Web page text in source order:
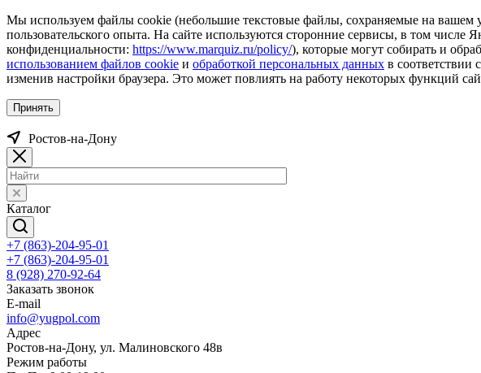
Мы используем файлы cookie (небольшие текстовые файлы, сохраняемые на вашем
пользовательского опыта. На сайте используются сторонние сервисы, в том
конфиденциальности: https://www.marquiz.ru/policy/), которые могут собирать и
использованием файлов cookie и обработкой персональных данных в соответствии
изменив настройки браузера. Это может повлиять на работу некоторых функций
Принять
Ростов-на-Дону
Каталог
+7 (863)-204-95-01
+7 (863)-204-95-01
8 (928) 270-92-64
Заказать звонок
E-mail
info@yugpol.com
Адрес
Ростов-на-Дону, ул. Малиновского 48в
Режим работы